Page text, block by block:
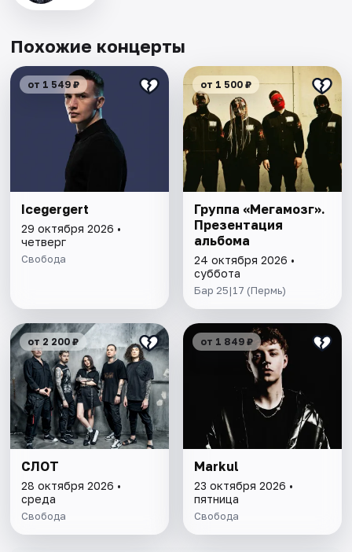
Похожие концерты
от 1 549 ₽
Icegergert
29 октября 2026 •
четверг
Свобода
от 1 500 ₽
Группа «Мегамозг».
Презентация
альбома
24 октября 2026 •
суббота
Бар 25|17 (Пермь)
от 2 200 ₽
СЛОТ
28 октября 2026 •
среда
Свобода
от 1 849 ₽
Markul
23 октября 2026 •
пятница
Свобода